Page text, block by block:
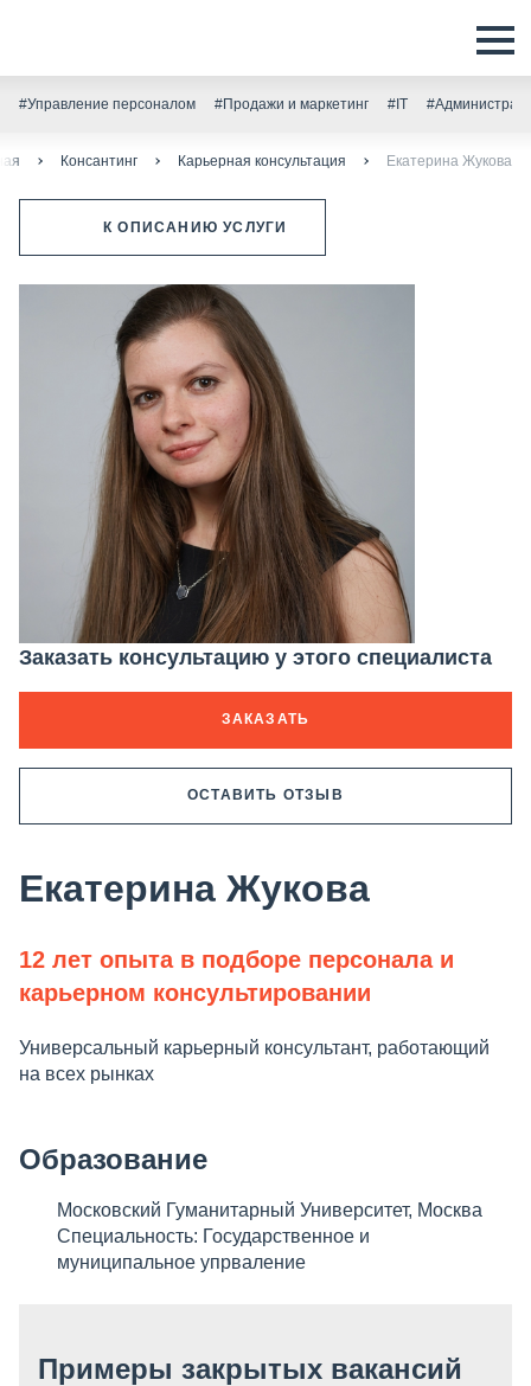
#Управление персоналом #Продажи и маркетинг #IT
Консантинг Карьерная консультация Екатерина Жукова
К ОПИСАНИЮ УСЛУГИ
Екатерина Жукова
12 лет опыта в подборе персонала и
карьерном консультировании
Универсальный карьерный консультант, работающий
на всех рынках
Образование
Московский Гуманитарный Университет, Москва
Специальность: Государственное и
муниципальное упрваление
Примеры закрытых вакансий
Заказать консультацию у этого специалиста
ЗАКАЗАТЬ
ОСТАВИТЬ ОТЗЫВ